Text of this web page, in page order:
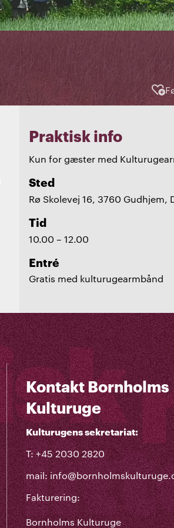
Praktisk info
Kun for gæster med
Sted
Rø Skolevej 16, 3760 Gudhjem,
Tid
10.00 – 12.00
Entré
Gratis med kulturugearmbånd
Kontakt Bornholms
Kulturuge
Kulturugens sekretariat:
T: +45 2030 2820
mail:
Fakturering:
Bornholms Kulturuge